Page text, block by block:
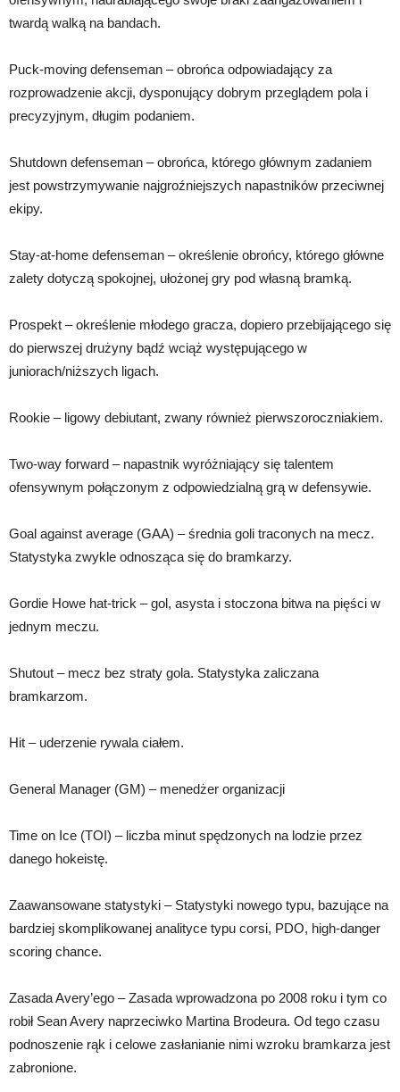
twardą walką na bandach.
Puck-moving defenseman – obrońca odpowiadający za
rozprowadzenie akcji, dysponujący dobrym przeglądem pola i
precyzyjnym, długim podaniem.
Shutdown defenseman – obrońca, którego głównym zadaniem
jest powstrzymywanie najgroźniejszych napastników przeciwnej
ekipy.
Stay-at-home defenseman – określenie obrońcy, którego główne
zalety dotyczą spokojnej, ułożonej gry pod własną bramką.
Prospekt – określenie młodego gracza, dopiero przebijającego się
do pierwszej drużyny bądź wciąż występującego w
juniorach/niższych ligach.
Rookie – ligowy debiutant, zwany również pierwszoroczniakiem.
Two-way forward – napastnik wyróżniający się talentem
ofensywnym połączonym z odpowiedzialną grą w defensywie.
Goal against average (GAA) – średnia goli traconych na mecz.
Statystyka zwykle odnosząca się do bramkarzy.
Gordie Howe hat-trick – gol, asysta i stoczona bitwa na pięści w
jednym meczu.
Shutout – mecz bez straty gola. Statystyka zaliczana
bramkarzom.
Hit – uderzenie rywala ciałem.
General Manager (GM) – menedżer organizacji
Time on Ice (TOI) – liczba minut spędzonych na lodzie przez
danego hokeistę.
Zaawansowane statystyki – Statystyki nowego typu, bazujące na
bardziej skomplikowanej analityce typu corsi, PDO, high-danger
scoring chance.
Zasada Avery’ego – Zasada wprowadzona po 2008 roku i tym co
robił Sean Avery naprzeciwko Martina Brodeura. Od tego czasu
podnoszenie rąk i celowe zasłanianie nimi wzroku bramkarza jest
zabronione.